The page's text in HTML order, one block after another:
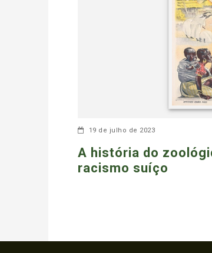
19 de julho de 2023
A história do
racismo suíço